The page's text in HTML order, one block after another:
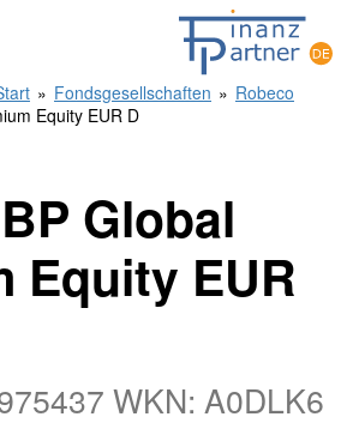
» Fondsgesellschaften » Robeco
Equity EUR D
Global
Equity EUR
WKN: A0DLK6